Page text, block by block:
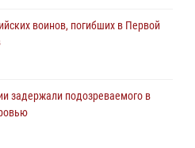
воинов, погибших в Первой
задержали подозреваемого в